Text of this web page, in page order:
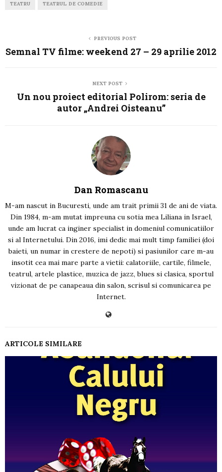
TEATRU TEATRUL DE COMEDIE
PREVIOUS POST
Semnal TV filme: weekend 27 – 29 aprilie 2012
NEXT POST
Un nou proiect editorial Polirom: seria de
autor „Andrei Oisteanu”
Dan Romascanu
M-am nascut in Bucuresti, unde am trait primii 31 de ani de viata.
Din 1984, m-am mutat impreuna cu sotia mea Liliana in Israel,
unde am lucrat ca inginer specialist in domeniul comunicatiilor
si al Internetului. Din 2016, imi dedic mai mult timp familiei (doi
baieti, un numar in crestere de nepoti) si pasiunilor care m-au
insotit cea mai mare parte a vietii: calatoriile, cartile, filmele,
teatrul, artele plastice, muzica de jazz, blues si clasica, sportul
vizionat de pe canapeaua din salon, scrisul si comunicarea pe
Internet.
ARTICOLE SIMILARE